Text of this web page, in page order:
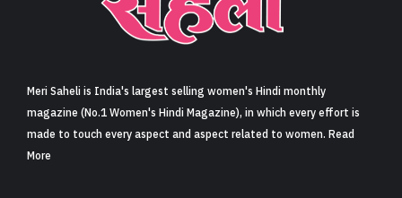
Meri Saheli is India's largest selling women's Hindi monthly
magazine (No.1 Women's Hindi Magazine), in which every effort is
made to touch every aspect and aspect related to women. Read
More